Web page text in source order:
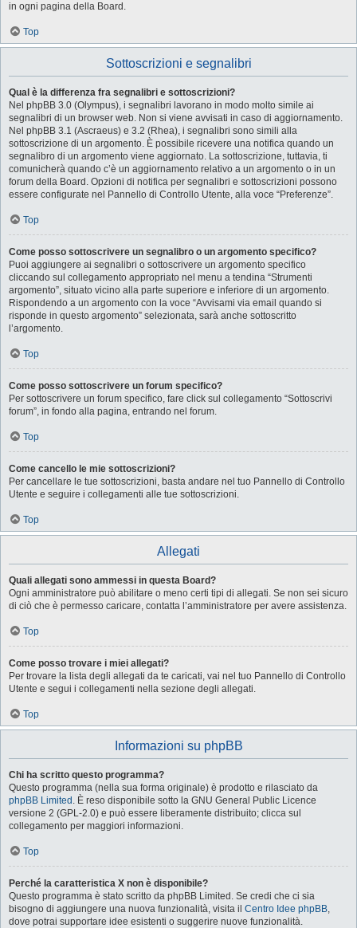
in ogni pagina della Board.
Top
Sottoscrizioni e segnalibri
Qual è la differenza fra segnalibri e sottoscrizioni?
Nel phpBB 3.0 (Olympus), i segnalibri lavorano in modo molto simile ai
segnalibri di un browser web. Non si viene avvisati in caso di aggiornamento.
Nel phpBB 3.1 (Ascraeus) e 3.2 (Rhea), i segnalibri sono simili alla
sottoscrizione di un argomento. È possibile ricevere una notifica quando un
segnalibro di un argomento viene aggiornato. La sottoscrizione, tuttavia, ti
comunicherà quando c’è un aggiornamento relativo a un argomento o in un
forum della Board. Opzioni di notifica per segnalibri e sottoscrizioni possono
essere configurate nel Pannello di Controllo Utente, alla voce “Preferenze”.
Top
Come posso sottoscrivere un segnalibro o un argomento specifico?
Puoi aggiungere ai segnalibri o sottoscrivere un argomento specifico
cliccando sul collegamento appropriato nel menu a tendina “Strumenti
argomento”, situato vicino alla parte superiore e inferiore di un argomento.
Rispondendo a un argomento con la voce “Avvisami via email quando si
risponde in questo argomento” selezionata, sarà anche sottoscritto
l’argomento.
Top
Come posso sottoscrivere un forum specifico?
Per sottoscrivere un forum specifico, fare click sul collegamento “Sottoscrivi
forum”, in fondo alla pagina, entrando nel forum.
Top
Come cancello le mie sottoscrizioni?
Per cancellare le tue sottoscrizioni, basta andare nel tuo Pannello di Controllo
Utente e seguire i collegamenti alle tue sottoscrizioni.
Top
Allegati
Quali allegati sono ammessi in questa Board?
Ogni amministratore può abilitare o meno certi tipi di allegati. Se non sei sicuro
di ciò che è permesso caricare, contatta l’amministratore per avere assistenza.
Top
Come posso trovare i miei allegati?
Per trovare la lista degli allegati da te caricati, vai nel tuo Pannello di Controllo
Utente e segui i collegamenti nella sezione degli allegati.
Top
Informazioni su phpBB
Chi ha scritto questo programma?
Questo programma (nella sua forma originale) è prodotto e rilasciato da
phpBB Limited . È reso disponibile sotto la GNU General Public Licence
versione 2 (GPL-2.0) e può essere liberamente distribuito; clicca sul
collegamento per maggiori informazioni.
Top
Perché la caratteristica X non è disponibile?
Questo programma è stato scritto da phpBB Limited. Se credi che ci sia
bisogno di aggiungere una nuova funzionalità, visita il Centro Idee phpBB,
dove potrai supportare idee esistenti o suggerire nuove funzionalità.